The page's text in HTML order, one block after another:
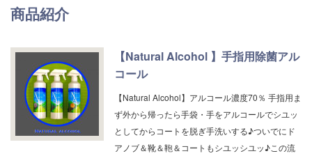
商品紹介
【Natural Alcohol 】手指用除菌アル
コール
【Natural Alcohol】アルコール濃度70％ 手指用ま
ず外から帰ったら手袋・手をアルコールでシユッ
としてからコートを脱ぎ手洗いする♪ついでにド
アノブ＆靴＆鞄＆コートもシユッシユッ♪この流